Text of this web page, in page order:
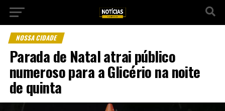
NOSSA CIDADE
Parada de Natal atrai público
numeroso para a Glicério na noite
de quinta